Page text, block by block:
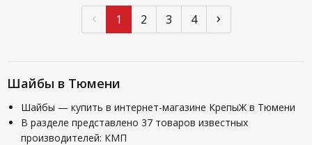
‹ 1 2 3 4 ›
Шайбы в Тюмени
Шайбы — купить в интернет-магазине КрепыЖ в Тюмени
В разделе представлено 37 товаров известных
производителей: КМП